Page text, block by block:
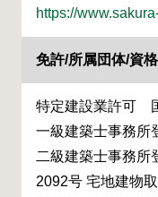
https://
免許/所属団体/資格
特定建設業許可
一級建築士事務
二級建築士事務
2092号 宅地建物